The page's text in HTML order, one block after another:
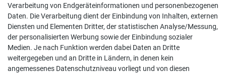
Verarbeitung von Endgeräteinformationen und personenbezogenen
Daten. Die Verarbeitung dient der Einbindung von Inhalten, externen
Diensten und Elementen Dritter, der statistischen Analyse/Messung,
der personalisierten Werbung sowie der Einbindung sozialer
Medien. Je nach Funktion werden dabei Daten an Dritte
weitergegeben und an Dritte in Ländern, in denen kein
angemessenes Datenschutzniveau vorliegt und von diesen